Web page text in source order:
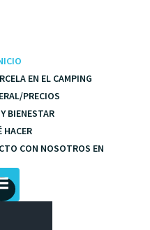
EN EL CAMPING
PRECIOS
BIENESTAR
HACER
CON NOSOTROS EN